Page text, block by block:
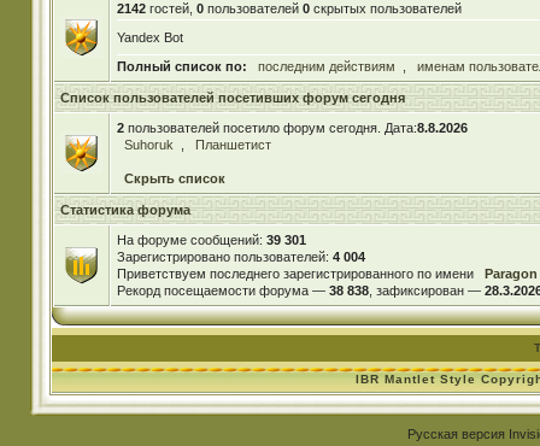
2142гостей, 0пользователей 0скрытых пользователей
Yandex Bot
Полный список по:
последним действиям именам
Список пользователей посетивших форум сегодня
2пользователей посетило форум сегодня. Дата:8.8.2026
Suhoruk
Планшетист
Скрыть список
Статистика форума
На форуме сообщений: 39 301
Зарегистрировано пользователей: 4 004
Приветствуем последнего зарегистрированного по имени
Paragon
Рекорд посещаемости форума — 38 838, зафиксирован —
IBR Mantlet Style
Русская версия